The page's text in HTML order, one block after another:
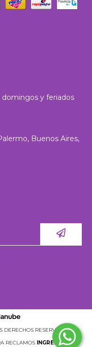
domingos y feriados
Buenos Aires,
DERECHOS RESERVADOS.
RECLAMOS
INGRESÁ ACÁ.